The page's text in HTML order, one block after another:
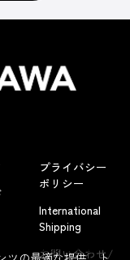
よくあるお問い合わせ
プライバシー
ポリシー
International
Shipping
お問い合わせ/